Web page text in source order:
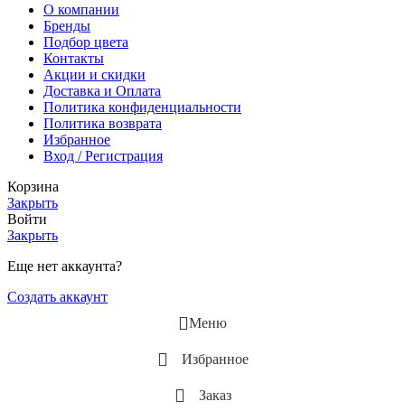
О компании
Бренды
Подбор цвета
Контакты
Акции и скидки
Доставка и Оплата
Политика конфиденциальности
Политика возврата
Избранное
Вход / Регистрация
Корзина
Закрыть
Войти
Закрыть
Еще нет аккаунта?
Создать аккаунт
Меню
Избранное
Заказ